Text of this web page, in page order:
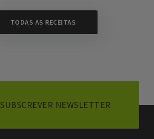
TODAS AS RECEITAS
SUBSCREVER NEWSLETTER